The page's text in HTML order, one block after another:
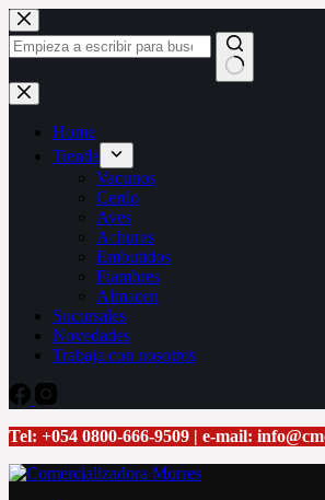
Saltar
al
contenido
Sin
resultados
Home
Tienda
Vacunos
Cerdo
Aves
Achuras
Embutidos
Fiambres
Almacen
Sucursales
Novedades
Trabaja con nosotros
Tel: +054 0800-666-9509 | e-mail: